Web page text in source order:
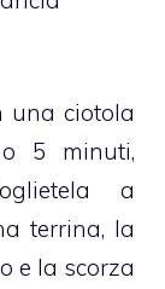
una ciotola
5 minuti,
a
terrina, la
e la scorza